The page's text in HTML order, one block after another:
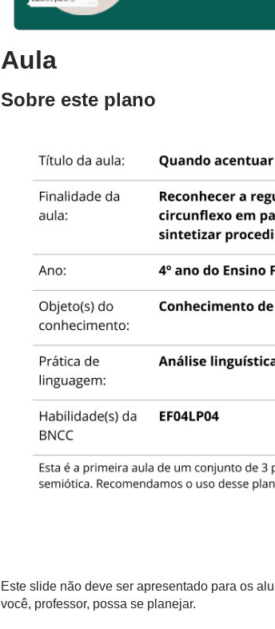
Aula
Sobre este plano
Este slide não deve ser apresentado para os
você, professor, possa se planejar.